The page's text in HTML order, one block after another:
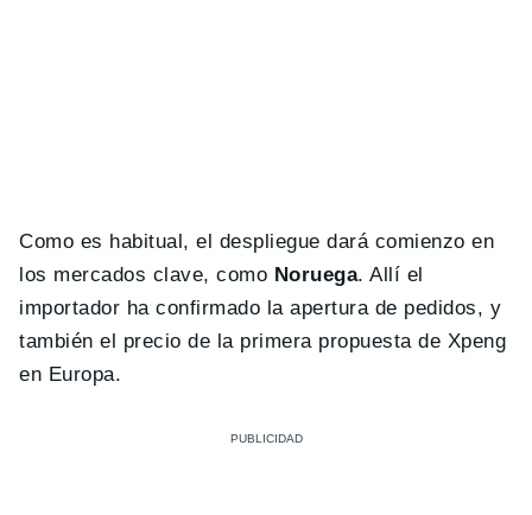
Como es habitual, el despliegue dará comienzo en
los mercados clave, como Noruega. Allí el
importador ha confirmado la apertura de pedidos, y
también el precio de la primera propuesta de Xpeng
en Europa.